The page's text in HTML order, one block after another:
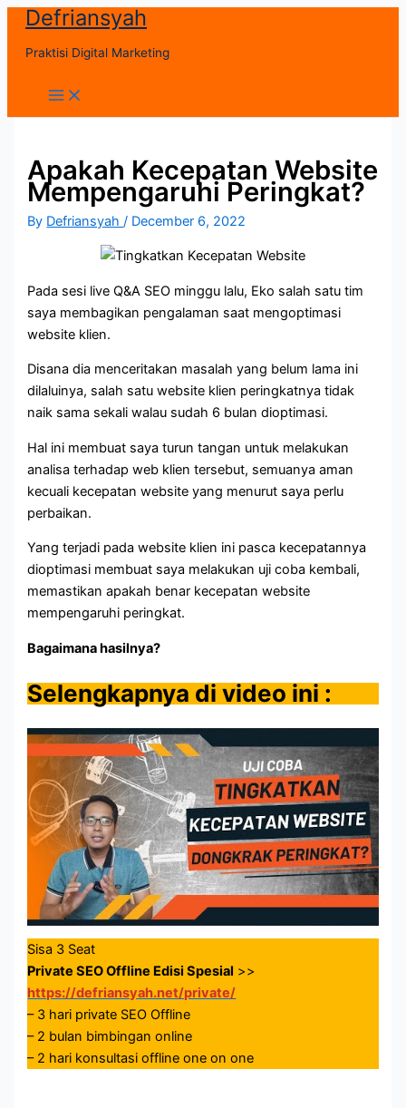
Skip
content
Defriansyah
Praktisi Digital Marketing
Main
Menu
Apakah Kecepatan Website
Mempengaruhi Peringkat?
By Defriansyah/ December 6, 2022
Pada sesi live Q&A SEO minggu lalu, Eko salah satu tim
saya membagikan pengalaman saat mengoptimasi
website klien.
Disana dia menceritakan masalah yang belum lama ini
dilaluinya, salah satu website klien peringkatnya tidak
naik sama sekali walau sudah 6 bulan dioptimasi.
Hal ini membuat saya turun tangan untuk melakukan
analisa terhadap web klien tersebut, semuanya aman
kecuali kecepatan website yang menurut saya perlu
perbaikan.
Yang terjadi pada website klien ini pasca kecepatannya
dioptimasi membuat saya melakukan uji coba kembali,
memastikan apakah benar kecepatan website
mempengaruhi peringkat.
Bagaimana hasilnya?
Selengkapnya di video ini :
Sisa 3 Seat
Private SEO Offline Edisi Spesial >>
https://defriansyah.net/private/
– 3 hari private SEO Offline
– 2 bulan bimbingan online
– 2 hari konsultasi offline one on one